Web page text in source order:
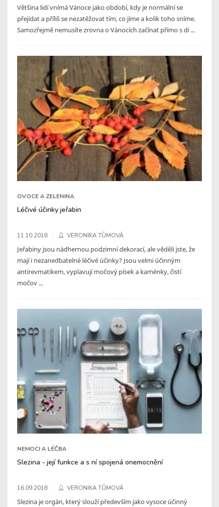
Většina lidí vnímá Vánoce jako období, kdy je normální se
přejídat a příliš se nezatěžovat tím, co jíme a kolik toho sníme.
Samozřejmě nemusíte zrovna o Vánocích začínat přímo s di ...
OVOCE A ZELENINA
Léčivé účinky jeřabin
11.10.2018 VERONIKA TŮMOVÁ
Jeřabiny jsou nádhernou podzimní dekorací, ale věděli jste, že
mají i nezanedbatelné léčivé účinky? Jsou velmi účinným
antirevmatikem, vyplavují močový písek a kaménky, čistí
močov ...
NEMOCI A LÉČBA
Slezina - její funkce a s ní spojená onemocnění
16.09.2018 VERONIKA TŮMOVÁ
Slezina je orgán, který slouží především jako vysoce účinný